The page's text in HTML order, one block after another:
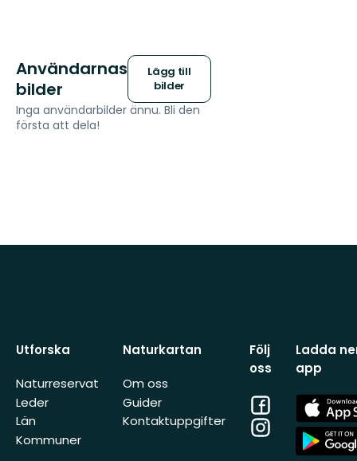
Användarnas
bilder
Lägg till
bilder
Inga användarbilder ännu. Bli den
första att dela!
Utforska
Naturreservat
Leder
Län
Kommuner
Naturkartan
Om oss
Guider
Kontaktuppgifter
Följ
oss
Facebook
Instagram
Ladda
app
App
Store
App
Store